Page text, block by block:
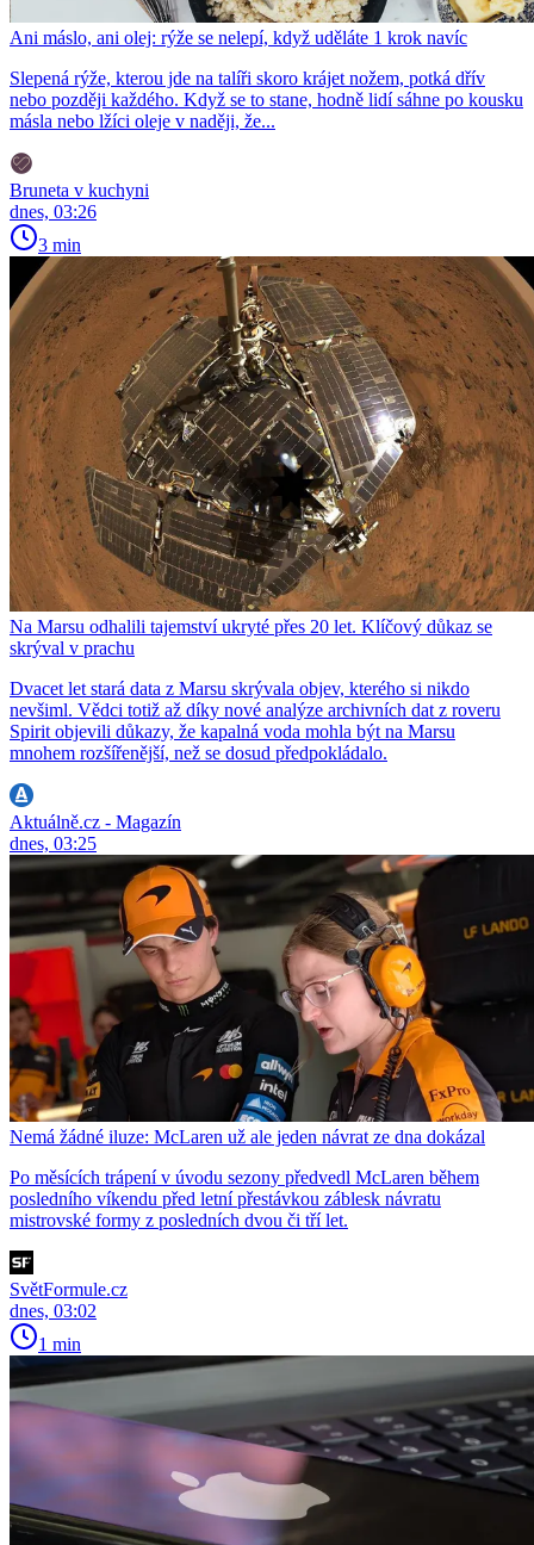
Ani máslo, ani olej: rýže se nelepí, když uděláte 1 krok navíc
Slepená rýže, kterou jde na talíři skoro krájet nožem, potká dřív
nebo později každého. Když se to stane, hodně lidí sáhne po kousku
másla nebo lžíci oleje v naději, že...
Bruneta v kuchyni
dnes, 03:26
3 min
Na Marsu odhalili tajemství ukryté přes 20 let. Klíčový důkaz se
skrýval v prachu
Dvacet let stará data z Marsu skrývala objev, kterého si nikdo
nevšiml. Vědci totiž až díky nové analýze archivních dat z roveru
Spirit objevili důkazy, že kapalná voda mohla být na Marsu
mnohem rozšířenější, než se dosud předpokládalo.
Aktuálně.cz - Magazín
dnes, 03:25
Nemá žádné iluze: McLaren už ale jeden návrat ze dna dokázal
Po měsících trápení v úvodu sezony předvedl McLaren během
posledního víkendu před letní přestávkou záblesk návratu
mistrovské formy z posledních dvou či tří let.
SvětFormule.cz
dnes, 03:02
1 min